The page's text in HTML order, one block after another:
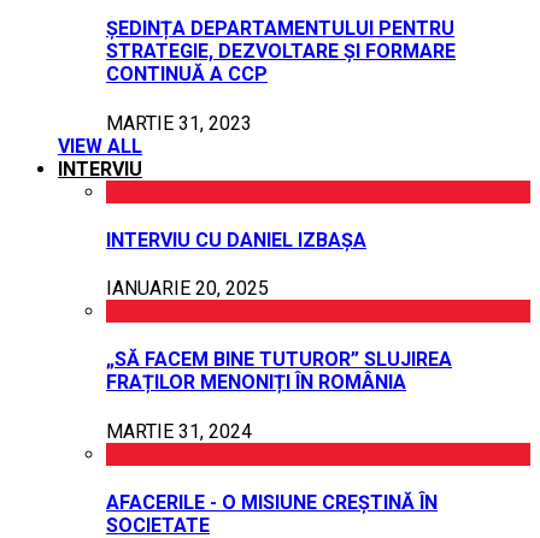
ȘEDINȚA DEPARTAMENTULUI PENTRU
STRATEGIE, DEZVOLTARE ȘI FORMARE
CONTINUĂ A CCP
MARTIE 31, 2023
VIEW ALL
INTERVIU
INTERVIU CU DANIEL IZBAȘA
IANUARIE 20, 2025
„SĂ FACEM BINE TUTUROR” SLUJIREA
FRAȚILOR MENONIȚI ÎN ROMÂNIA
MARTIE 31, 2024
AFACERILE - O MISIUNE CREȘTINĂ ÎN
SOCIETATE